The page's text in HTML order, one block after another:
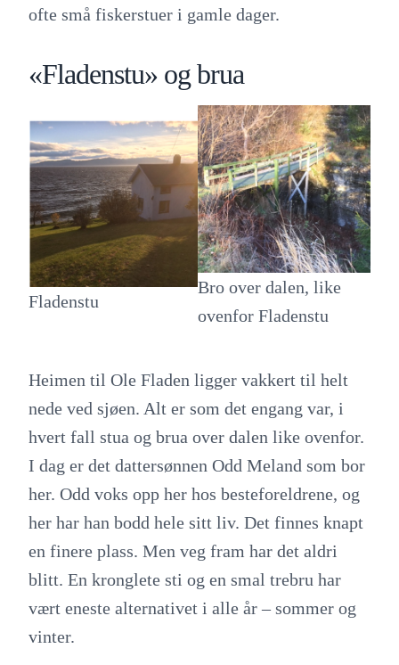
ofte små fiskerstuer i gamle dager.
«Fladenstu» og brua
Fladenstu
Bro over dalen, like
ovenfor Fladenstu
Heimen til Ole Fladen ligger vakkert til helt
nede ved sjøen. Alt er som det engang var, i
hvert fall stua og brua over dalen like ovenfor.
I dag er det dattersønnen Odd Meland som bor
her. Odd voks opp her hos besteforeldrene, og
her har han bodd hele sitt liv. Det finnes knapt
en finere plass. Men veg fram har det aldri
blitt. En kronglete sti og en smal trebru har
vært eneste alternativet i alle år – sommer og
vinter.